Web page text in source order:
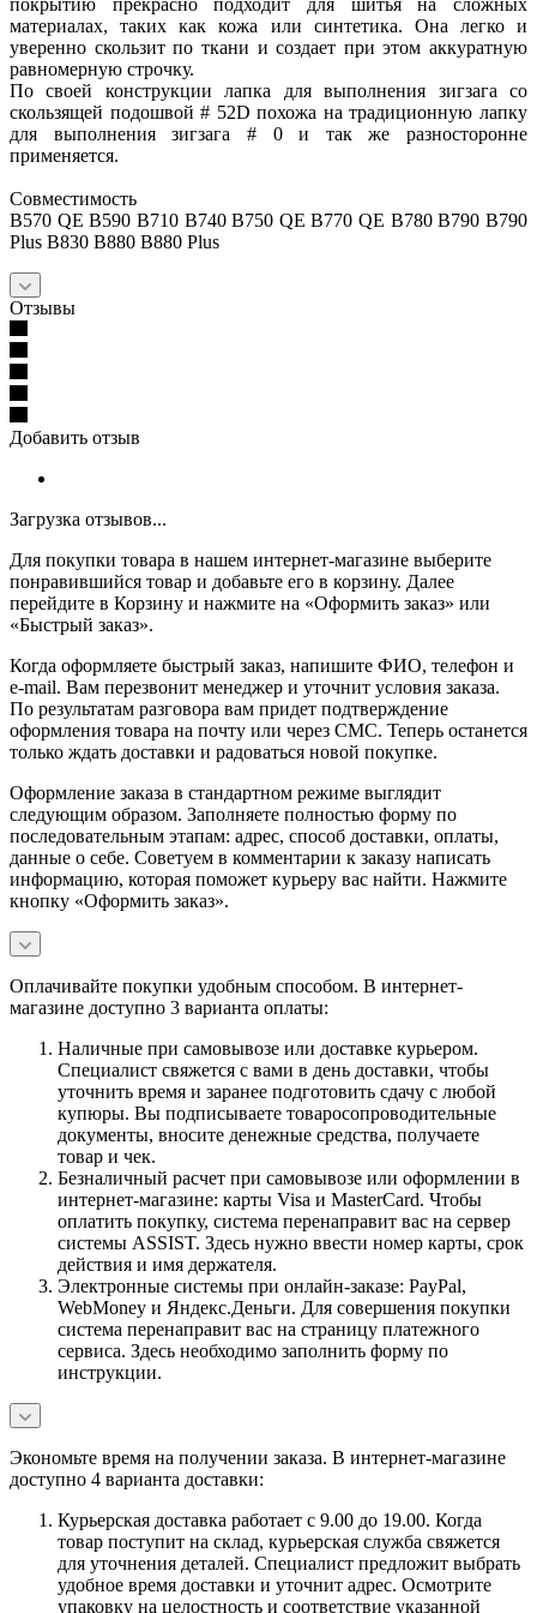
материалах, таких как кожа или синтетика. Она легко и
уверенно скользит по ткани и создает при этом аккуратную
равномерную строчку.
По своей конструкции лапка для выполнения зигзага со
скользящей подошвой # 52D похожа на традиционную лапку
для выполнения зигзага # 0 и так же разносторонне
применяется.
Совместимость
B570 QE B590 B710 B740 B750 QE B770 QE B780 B790 B790
Plus B830 B880 B880 Plus
Отзывы
Добавить отзыв
Загрузка отзывов...
Для покупки товара в нашем интернет-магазине выберите
понравившийся товар и добавьте его в корзину. Далее
перейдите в Корзину и нажмите на «Оформить заказ» или
«Быстрый заказ».
Когда оформляете быстрый заказ, напишите ФИО, телефон и
e-mail. Вам перезвонит менеджер и уточнит условия заказа.
По результатам разговора вам придет подтверждение
оформления товара на почту или через СМС. Теперь останется
только ждать доставки и радоваться новой покупке.
Оформление заказа в стандартном режиме выглядит
следующим образом. Заполняете полностью форму по
последовательным этапам: адрес, способ доставки, оплаты,
данные о себе. Советуем в комментарии к заказу написать
информацию, которая поможет курьеру вас найти. Нажмите
кнопку «Оформить заказ».
Оплачивайте покупки удобным способом. В интернет-
магазине доступно 3 варианта оплаты:
Наличные при самовывозе или доставке курьером.
Специалист свяжется с вами в день доставки, чтобы
уточнить время и заранее подготовить сдачу с любой
купюры. Вы подписываете товаросопроводительные
документы, вносите денежные средства, получаете
товар и чек.
Безналичный расчет при самовывозе или оформлении в
интернет-магазине: карты Visa и MasterCard. Чтобы
оплатить покупку, система перенаправит вас на сервер
системы ASSIST. Здесь нужно ввести номер карты, срок
действия и имя держателя.
Электронные системы при онлайн-заказе: PayPal,
WebMoney и Яндекс.Деньги. Для совершения покупки
система перенаправит вас на страницу платежного
сервиса. Здесь необходимо заполнить форму по
инструкции.
Экономьте время на получении заказа. В интернет-магазине
доступно 4 варианта доставки:
Курьерская доставка работает с 9.00 до 19.00. Когда
товар поступит на склад, курьерская служба свяжется
для уточнения деталей. Специалист предложит выбрать
удобное время доставки и уточнит адрес. Осмотрите
упаковку на целостность и соответствие указанной